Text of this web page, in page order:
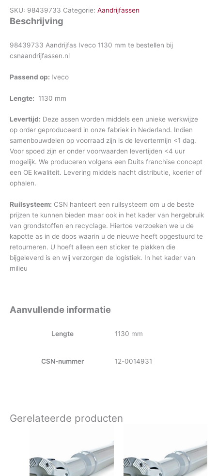
SKU: 98439733 Categorie: Aandrijfassen
Beschrijving
98439733 Aandrijfas Iveco 1130 mm te bestellen bij
csnaandrijfassen.nl
Passend op: Iveco
Lengte: 1130 mm
Levertijd: Deze assen worden middels een unieke werkwijze
op order geproduceerd in onze fabriek in Nederland. Indien
samenbouwdelen op voorraad zijn is de levertermijn <1 dag.
Voor spoed zijn er onder voorwaarden levertijden <4 uur
mogelijk. We produceren volgens een Duits franchise concept
een OE kwaliteit. Levering middels nacht distributie, koerier of
ophalen.
Ruilsysteem: CSN hanteert een ruilsysteem om u de beste
prijzen te kunnen bieden maar ook in het kader van hergebruik
van grondstoffen en recyclage. Hiertoe verzoeken we u de
kapotte as in de doos waarin u de nieuwe heeft opgestuurd te
retourneren. U hoeft alleen een sticker te plakken die
bijgeleverd is en wij verzorgen de logistiek. In het kader van
milieu
Aanvullende informatie
Lengte 1130 mm
CSN-nummer 12-0014931
Gerelateerde producten